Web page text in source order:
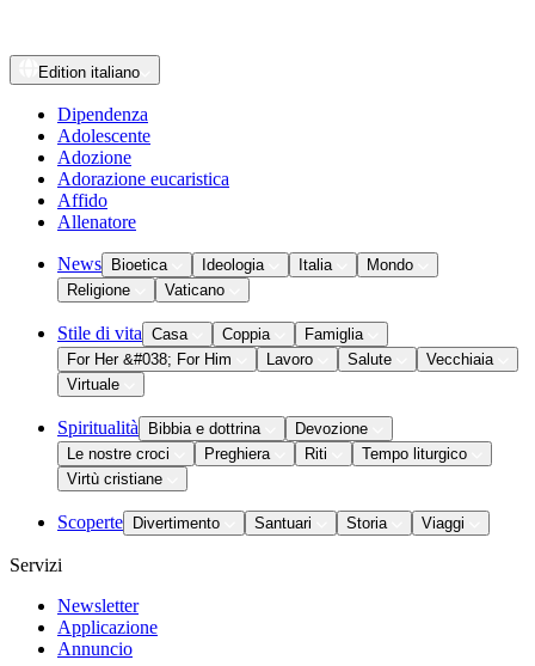
Edition italiano
Dipendenza
Adolescente
Adozione
Adorazione eucaristica
Affido
Allenatore
News Bioetica Ideologia Italia
Mondo
Religione
Vaticano
Stile di vita Casa Coppia
Famiglia
For Her &#038; For Him
Lavoro Salute
Vecchiaia
Virtuale
Spiritualità Bibbia e dottrina
Devozione
Le nostre croci
Preghiera Riti
Tempo liturgico
Virtù cristiane
Scoperte Divertimento Santuari Storia Viaggi
Servizi
Newsletter
Applicazione
Annuncio